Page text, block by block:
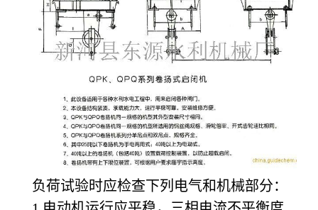
负荷试验时应检查下列电气和机械部分：